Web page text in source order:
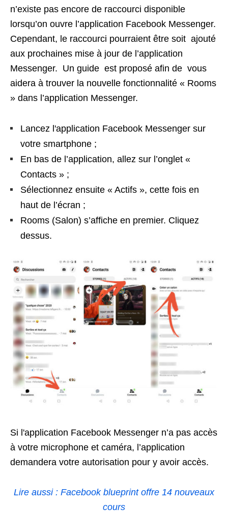
n’existe pas encore de raccourci disponible
lorsqu’on ouvre l’application Facebook Messenger.
Cependant, le raccourci pourraient être soit ajouté
aux prochaines mise à jour de l’application
Messenger. Un guide est proposé afin de vous
aidera à trouver la nouvelle fonctionnalité « Rooms
» dans l’application Messenger.
Lancez l'application Facebook Messenger sur
votre smartphone ;
En bas de l’application, allez sur l’onglet «
Contacts » ;
Sélectionnez ensuite « Actifs », cette fois en
haut de l’écran ;
Rooms (Salon) s’affiche en premier. Cliquez
dessus.
Si l'application Facebook Messenger n’a pas accès
à votre microphone et caméra, l’application
demandera votre autorisation pour y avoir accès.
Lire aussi : Facebook blueprint offre 14 nouveaux
cours